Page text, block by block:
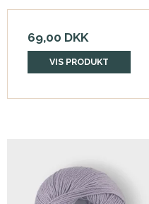
69,00 DKK
VIS PRODUKT